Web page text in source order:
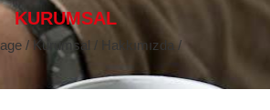
KURUMSAL
/ Kurumsal / Hakkımızda /